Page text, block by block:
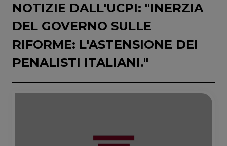
NOTIZIE DALL'UCPI: "INERZIA
DEL GOVERNO SULLE
RIFORME: L'ASTENSIONE DEI
PENALISTI ITALIANI."